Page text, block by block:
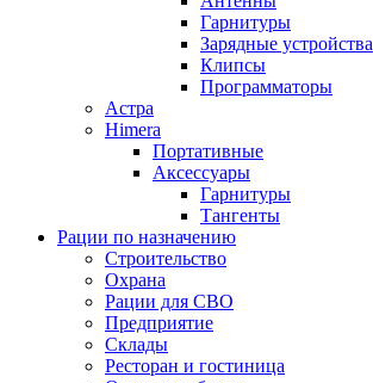
Гарнитуры
Зарядные устройства
Клипсы
Программаторы
Астра
Himera
Портативные
Аксессуары
Гарнитуры
Тангенты
Рации по назначению
Строительство
Охрана
Рации для СВО
Предприятие
Склады
Ресторан и гостиница